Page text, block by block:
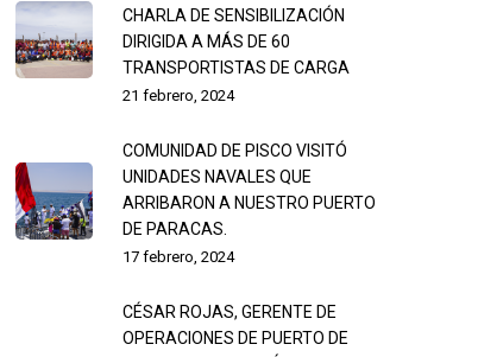
CHARLA DE SENSIBILIZACIÓN
DIRIGIDA A MÁS DE 60
TRANSPORTISTAS DE CARGA
21 febrero, 2024
COMUNIDAD DE PISCO VISITÓ
UNIDADES NAVALES QUE
ARRIBARON A NUESTRO PUERTO
DE PARACAS.
17 febrero, 2024
CÉSAR ROJAS, GERENTE DE
OPERACIONES DE PUERTO DE